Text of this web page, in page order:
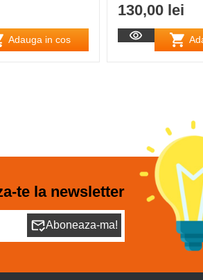
Adauga in cos
130,00 lei
te la newsletter
Aboneaza-ma!